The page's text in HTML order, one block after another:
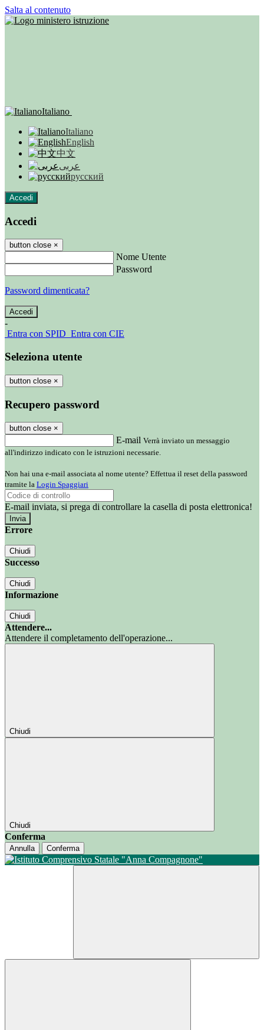
Salta al contenuto
Italiano
Italiano
English
中文
عربى
русский
Accedi
Accedi
button close ×
Nome Utente
Password
Password dimenticata?
-
Entra con SPID Entra con CIE
Seleziona utente
button close ×
Recupero password
button close ×
E-mail Verrà inviato un messaggio
all'indirizzo indicato con le istruzioni necessarie.
Non hai una e-mail associata al nome utente? Effettua il reset della password
tramite la Login Spaggiari
E-mail inviata, si prega di controllare la casella di posta elettronica!
Errore
Chiudi
Successo
Chiudi
Informazione
Chiudi
Attendere...
Attendere il completamento dell'operazione...
Chiudi
Chiudi
Conferma
Annulla Conferma